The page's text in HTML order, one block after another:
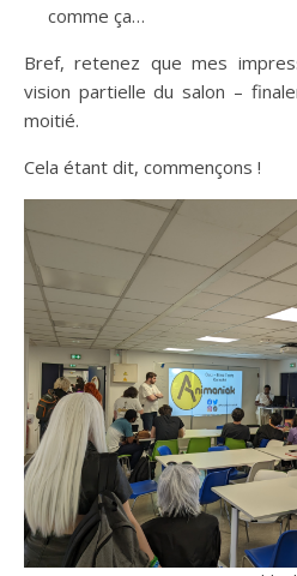
comme ça…
Bref, retenez que mes
vision partielle du salon –
moitié.
Cela étant dit, commençons !